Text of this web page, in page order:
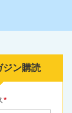
ジン購読
*